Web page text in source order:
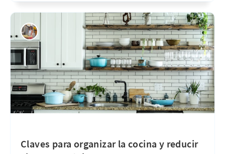
Claves para organizar la cocina y reducir